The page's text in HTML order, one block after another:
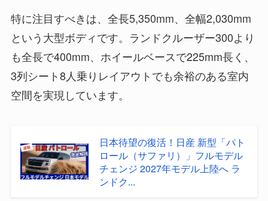
特に注目すべきは、全長5,350mm、全幅2,030mm
という大型ボディです。ランドクルーザー300より
も全長で400mm、ホイールベースで225mm長く、
3列シート8人乗りレイアウトでも余裕のある室内
空間を実現しています。
日本待望の復活！日産 新型「パト
ロール（サファリ）」フルモデル
チェンジ 2027年モデル上陸へ ラ
ンドク...